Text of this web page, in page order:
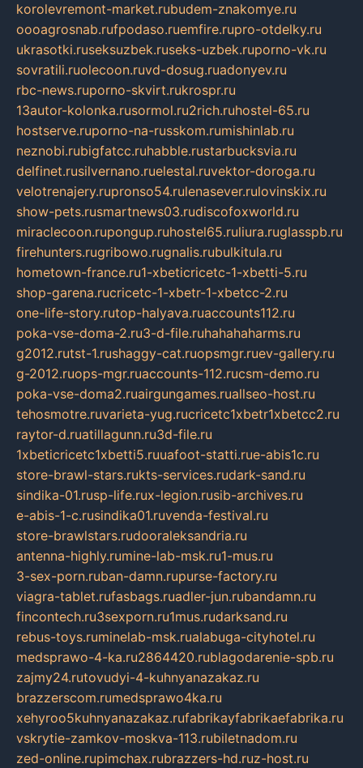
korolevremont-market.rubudem-znakomye.ru
oooagrosnab.rufpodaso.ruemfire.rupro-otdelky.ru
ukrasotki.ruseksuzbek.ruseks-uzbek.ruporno-vk.ru
sovratili.ruolecoon.ruvd-dosug.ruadonyev.ru
rbc-news.ruporno-skvirt.rukrospr.ru
13autor-kolonka.rusormol.ru2rich.ruhostel-65.ru
hostserve.ruporno-na-russkom.rumishinlab.ru
neznobi.rubigfatcc.ruhabble.rustarbucksvia.ru
delfinet.rusilvernano.ruelestal.ruvektor-doroga.ru
velotrenajery.rupronso54.rulenasever.rulovinskix.ru
show-pets.rusmartnews03.rudiscofoxworld.ru
miraclecoon.rupongup.ruhostel65.ruliura.ruglasspb.ru
firehunters.rugribowo.rugnalis.rubulkitula.ru
hometown-france.ru1-xbeticricetc-1-xbetti-5.ru
shop-garena.rucricetc-1-xbetr-1-xbetcc-2.ru
one-life-story.rutop-halyava.ruaccounts112.ru
poka-vse-doma-2.ru3-d-file.ruhahahaharms.ru
g2012.rutst-1.rushaggy-cat.ruopsmgr.ruev-gallery.ru
g-2012.ruops-mgr.ruaccounts-112.rucsm-demo.ru
poka-vse-doma2.ruairgungames.ruallseo-host.ru
tehosmotre.ruvarieta-yug.rucricetc1xbetr1xbetcc2.ru
raytor-d.ruatillagunn.ru3d-file.ru
1xbeticricetc1xbetti5.ruuafoot-statti.rue-abis1c.ru
store-brawl-stars.rukts-services.rudark-sand.ru
sindika-01.rusp-life.rux-legion.rusib-archives.ru
e-abis-1-c.rusindika01.ruvenda-festival.ru
store-brawlstars.rudooraleksandria.ru
antenna-highly.rumine-lab-msk.ru1-mus.ru
3-sex-porn.ruban-damn.rupurse-factory.ru
viagra-tablet.rufasbags.ruadler-jun.rubandamn.ru
fincontech.ru3sexporn.ru1mus.rudarksand.ru
rebus-toys.ruminelab-msk.rualabuga-cityhotel.ru
medsprawo-4-ka.ru2864420.rublagodarenie-spb.ru
zajmy24.rutovudyi-4-kuhnyanazakaz.ru
brazzerscom.rumedsprawo4ka.ru
xehyroo5kuhnyanazakaz.rufabrikayfabrikaefabrika.ru
vskrytie-zamkov-moskva-113.rubiletnadom.ru
zed-online.rupimchax.rubrazzers-hd.ruz-host.ru